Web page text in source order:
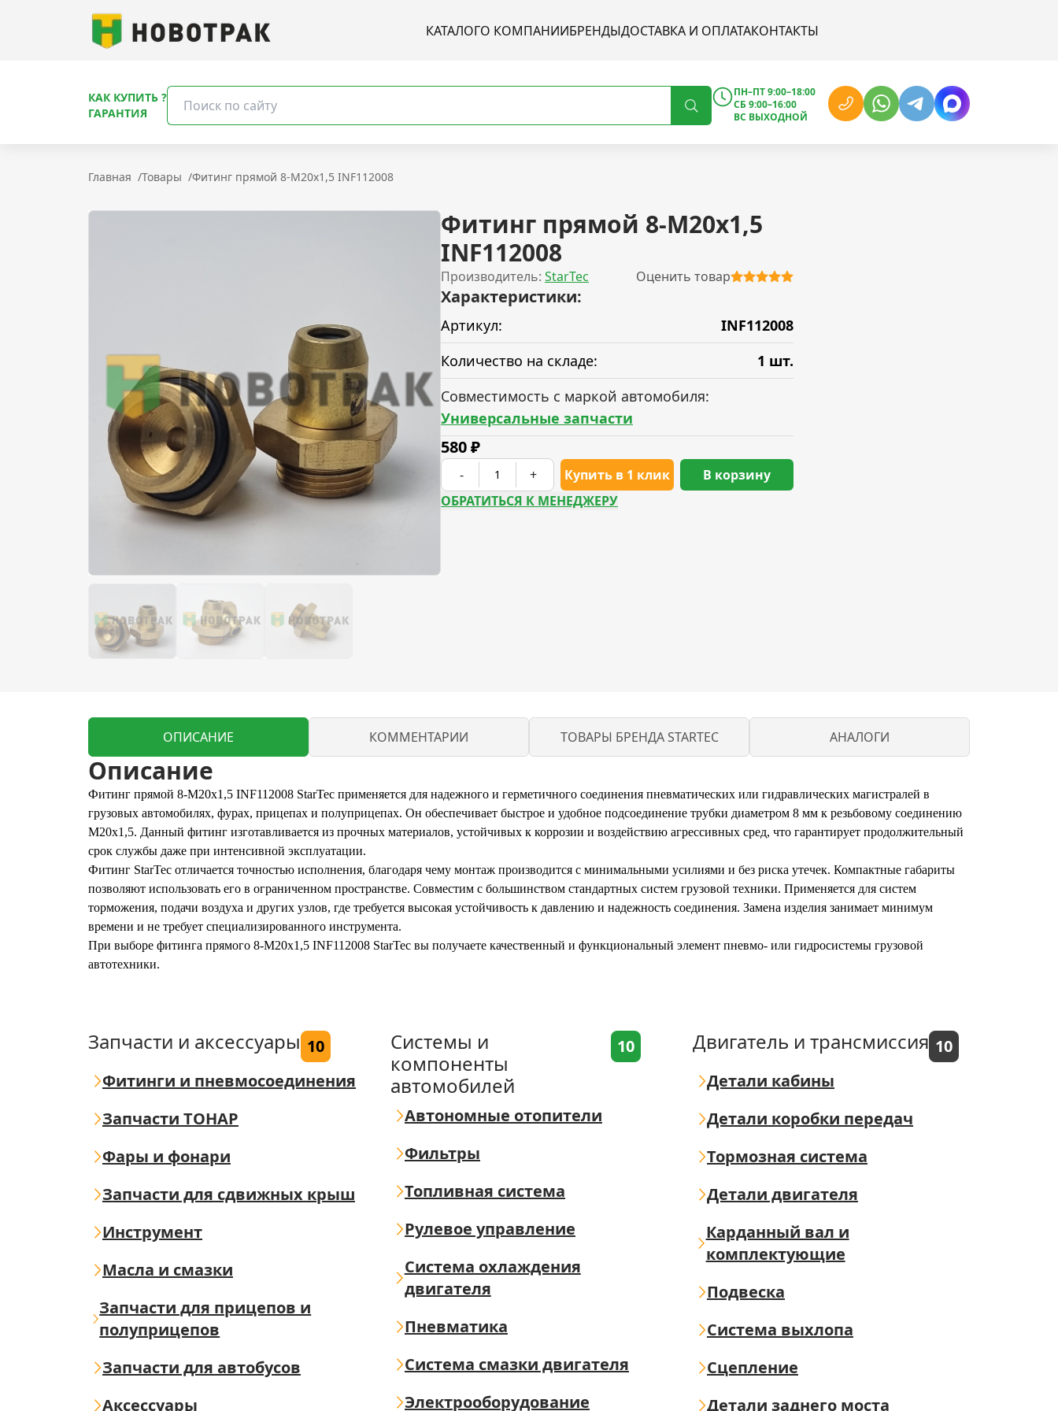
КАТАЛОГО КОМПАНИИБРЕНДЫДОСТАВКА И ОПЛАТАКОНТАКТЫ
КАК КУПИТЬ ?
ГАРАНТИЯ
ПН–ПТ 9:00–18:00
СБ 9:00–16:00
ВС ВЫХОДНОЙ
Главная /Товары /Фитинг прямой 8-М20х1,5 INF112008
Фитинг прямой 8-М20х1,5
INF112008
Производитель: StarTec Оценить товар
Характеристики:
Артикул:
INF112008
Количество на складе:
1 шт.
Совместимость с маркой автомобиля:
Универсальные запчасти
580₽
- + Купить в 1 клик
В корзину
ОБРАТИТЬСЯ К МЕНЕДЖЕРУ
ОПИСАНИЕ КОММЕНТАРИИ ТОВАРЫ БРЕНДА STARTEC АНАЛОГИ
Описание
Фитинг прямой 8-М20х1,5 INF112008 StarTec применяется для надежного и герметичного соединения пневматических или гидравлических магистралей в
грузовых автомобилях, фурах, прицепах и полуприцепах. Он обеспечивает быстрое и удобное подсоединение трубки диаметром 8 мм к резьбовому соединению
М20х1,5. Данный фитинг изготавливается из прочных материалов, устойчивых к коррозии и воздействию агрессивных сред, что гарантирует продолжительный
срок службы даже при интенсивной эксплуатации.
Фитинг StarTec отличается точностью исполнения, благодаря чему монтаж производится с минимальными усилиями и без риска утечек. Компактные габариты
позволяют использовать его в ограниченном пространстве. Совместим с большинством стандартных систем грузовой техники. Применяется для систем
торможения, подачи воздуха и других узлов, где требуется высокая устойчивость к давлению и надежность соединения. Замена изделия занимает минимум
времени и не требует специализированного инструмента.
При выборе фитинга прямого 8-М20х1,5 INF112008 StarTec вы получаете качественный и функциональный элемент пневмо- или гидросистемы грузовой
автотехники.
Запчасти и аксессуары 10
Фитинги и пневмосоединения
Запчасти ТОНАР
Фары и фонари
Запчасти для сдвижных крыш
Инструмент
Масла и смазки
Запчасти для прицепов и
полуприцепов
Запчасти для автобусов
Аксессуары
Системы и
компоненты
автомобилей
10
Автономные отопители
Фильтры
Топливная система
Рулевое управление
Система охлаждения
двигателя
Пневматика
Система смазки двигателя
Электрооборудование
Двигатель и трансмиссия 10
Детали кабины
Детали коробки передач
Тормозная система
Детали двигателя
Карданный вал и
комплектующие
Подвеска
Система выхлопа
Сцепление
Детали заднего моста